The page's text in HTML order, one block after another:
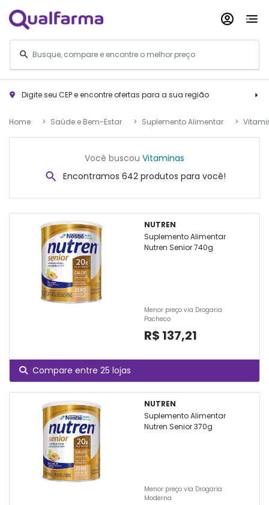
Digite seu CEP e encontre ofertas para a sua região
Home Saúde e Bem-Estar Suplemento Alimentar
Você buscou Vitaminas
Encontramos 642 produtos para você!
NUTREN
Suplemento Alimentar
Nutren Senior 740g
Menor preço via Drogaria
Pacheco
R$ 137,21
Compare entre 25 lojas
NUTREN
Suplemento Alimentar
Nutren Senior 370g
Menor preço via Drogaria
Moderna